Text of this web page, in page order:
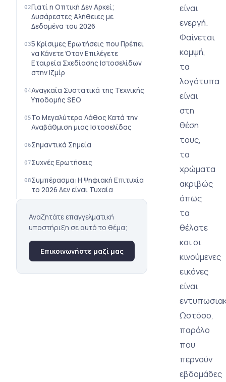
Γιατί η Οπτική Δεν Αρκεί;
Δυσάρεστες Αλήθειες με
Δεδομένα του 2026
5 Κρίσιμες Ερωτήσεις που Πρέπει
να Κάνετε Όταν Επιλέγετε
Εταιρεία Σχεδίασης Ιστοσελίδων
στην Ιζμίρ
Αναγκαία Συστατικά της Τεχνικής
Υποδομής SEO
Το Μεγαλύτερο Λάθος Κατά την
Αναβάθμιση μιας Ιστοσελίδας
Σημαντικά Σημεία
Συχνές Ερωτήσεις
Συμπέρασμα: Η Ψηφιακή Επιτυχία
το 2026 Δεν είναι Τυχαία
Αναζητάτε επαγγελματική
υποστήριξη σε αυτό το θέμα;
Επικοινωνήστε μαζί μας
είναι
ενεργή.
Φαίνεται
κομψή,
τα
λογότυπα
είναι
στη
θέση
τους,
τα
χρώματα
ακριβώς
όπως
τα
θέλατε
και οι
κινούμενες
εικόνες
είναι
Ωστόσο,
παρόλο
που
περνούν
εβδομάδες